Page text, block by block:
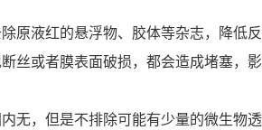
原液红的悬浮物、胶体等杂志，降低
丝或者膜表面破损，都会造成堵塞，影
无，但是不排除可能有少量的微生物